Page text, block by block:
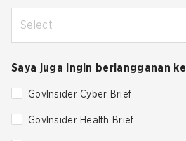
Select
Saya juga ingin berlangganan ke
GovInsider Cyber Brief
GovInsider Health Brief